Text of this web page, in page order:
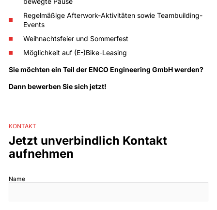
Regelmäßige Afterwork-Aktivitäten sowie Teambuilding-
Events
Weihnachtsfeier und Sommerfest
Möglichkeit auf (E-)Bike-Leasing
Sie möchten ein Teil der ENCO Engineering GmbHwerden?
Dann bewerben Sie sich jetzt!
Jetzt unverbindlich Kontakt
aufnehmen
KONTAKT
Name